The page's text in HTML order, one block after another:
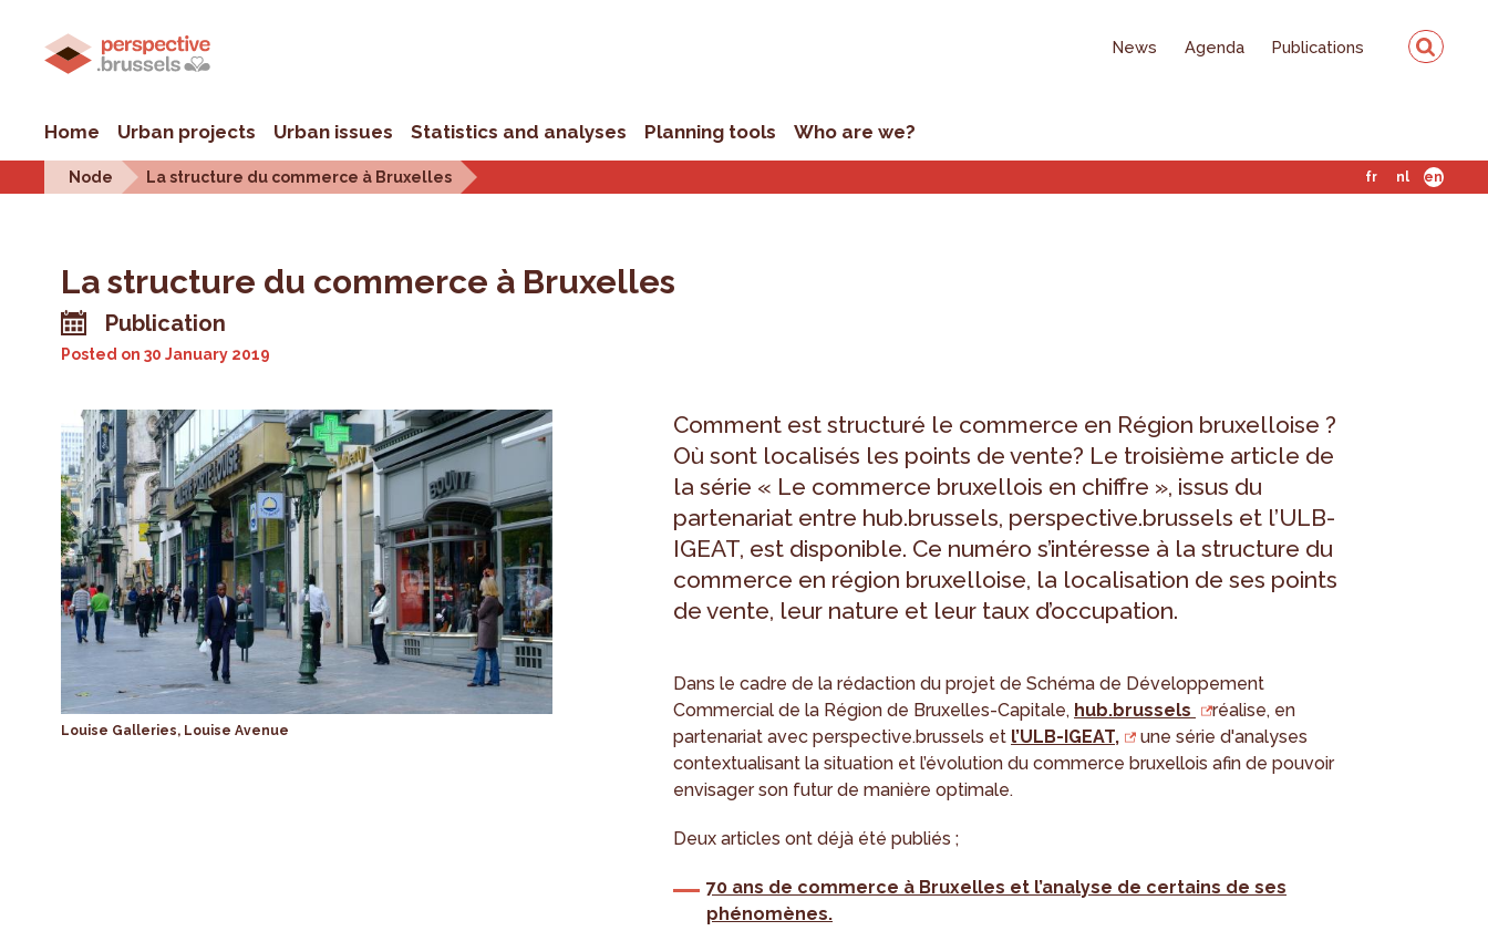
News Agenda Publications
Home Urban projects Urban issues Statistics and analyses Planning tools Who are we?
Node La structure du commerce à Bruxelles fr nl en
La structure du commerce à Bruxelles
Publication
Posted on30 January 2019
Louise Galleries, Louise Avenue
Comment est structuré le commerce en Région bruxelloise ?
Où sont localisés les points de vente? Le troisième article de
la série « Le commerce bruxellois en chiffre », issus du
partenariat entre hub.brussels, perspective.brussels et l’ULB-
IGEAT, est disponible. Ce numéro s’intéresse à la structure du
commerce en région bruxelloise, la localisation de ses points
de vente, leur nature et leur taux d’occupation.
Dans le cadre de la rédaction du projet de Schéma de Développement
Commercial de la Région de Bruxelles-Capitale, hub.brussels
réalise, en
partenariat avec perspective.brussels et l’ULB-IGEAT,
une série d'analyses
contextualisant la situation et l’évolution du commerce bruxellois afin de pouvoir
envisager son futur de manière optimale.
Deux articles ont déjà été publiés ;
70 ans de commerce à Bruxelles et l’analyse de certains de ses
phénomènes.